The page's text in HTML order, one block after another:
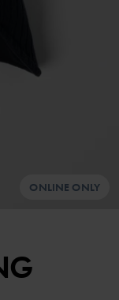
ONLINE ONLY